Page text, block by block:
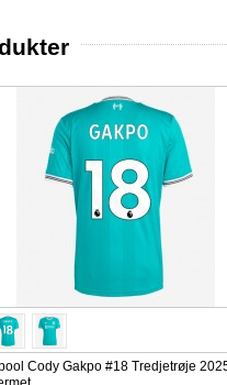
Cody Gakpo #18 Tredjetrøje